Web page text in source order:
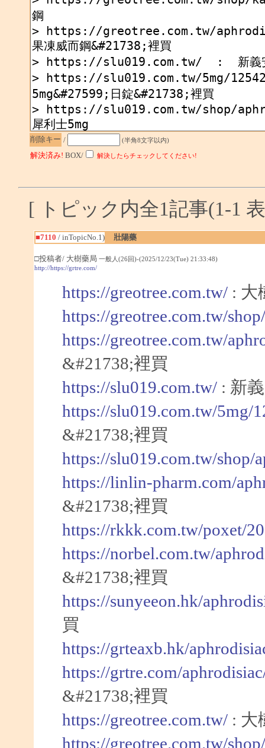
削除キー / (半角8文字以内)
解決済み! BOX/ 解決したらチェックしてください!
[ トピック内全1記事(1-1
■7110 / inTopicNo.1) 壯陽藥
□投稿者/ 大樹藥局 一般人(26回)-(2025/12/23(Tue) 21:33:48)
http://https://grtre.com/
https://greotree.com.tw/: 大
https://greotree.com.tw/
https://greotree.com.tw/
&#21738;裡買
https://slu019.com.tw/: 新
https://slu019.com.tw/5mg/
&#21738;裡買
https://slu019.com.tw/shop/
https://linlin-pharm.com/
&#21738;裡買
https://rkkk.com.tw/poxet/
https://norbel.com.tw/
&#21738;裡買
https://sunyeeon.hk/
買
https://grteaxb.hk/
https://grtre.com/
&#21738;裡買
https://greotree.com.tw/: 大
https://greotree.com.tw/